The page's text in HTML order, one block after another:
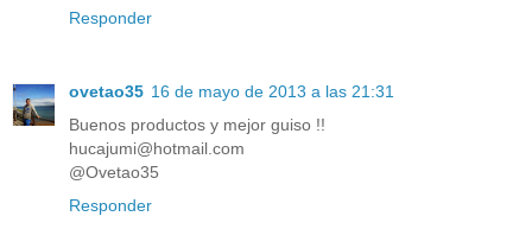
Responder
ovetao35 16 de mayo de 2013 a las 21:31
Buenos productos y mejor guiso !!
hucajumi@hotmail.com
@Ovetao35
Responder